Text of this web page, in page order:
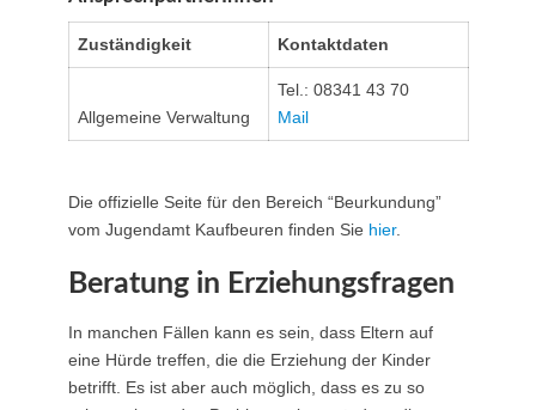
Zuständigkeit Kontaktdaten
Allgemeine Verwaltung
Tel.: 08341 43 70
Mail
Die offizielle Seite für den Bereich “Beurkundung”
vom Jugendamt Kaufbeuren finden Sie hier.
Beratung in Erziehungsfragen
In manchen Fällen kann es sein, dass Eltern auf
eine Hürde treffen, die die Erziehung der Kinder
betrifft. Es ist aber auch möglich, dass es zu so